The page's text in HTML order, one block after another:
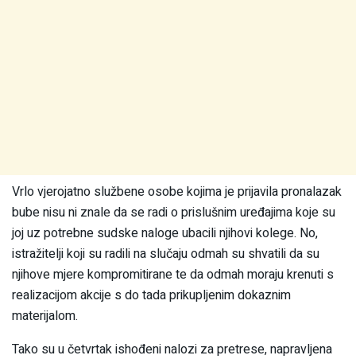
Vrlo vjerojatno službene osobe kojima je prijavila pronalazak
bube nisu ni znale da se radi o prislušnim uređajima koje su
joj uz potrebne sudske naloge ubacili njihovi kolege. No,
istražitelji koji su radili na slučaju odmah su shvatili da su
njihove mjere kompromitirane te da odmah moraju krenuti s
realizacijom akcije s do tada prikupljenim dokaznim
materijalom.
Tako su u četvrtak ishođeni nalozi za pretrese, napravljena